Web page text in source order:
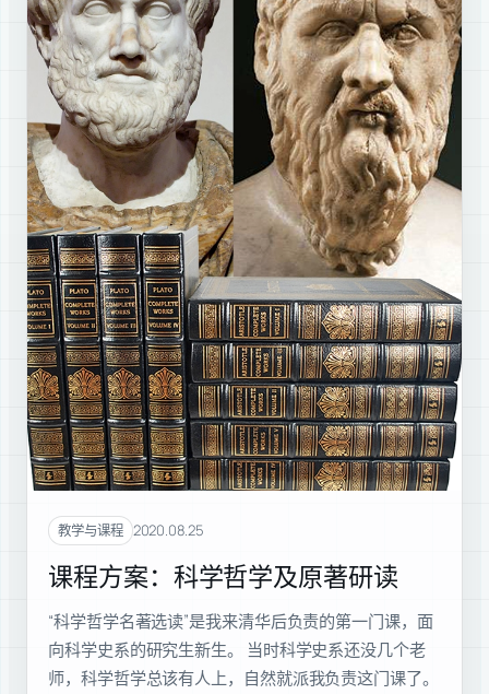
教学与课程 2020.08.25
课程方案：科学哲学及原著研读
“科学哲学名著选读”是我来清华后负责的第一门课，面
向科学史系的研究生新生。 当时科学史系还没几个老
师，科学哲学总该有人上，自然就派我负责这门课了。